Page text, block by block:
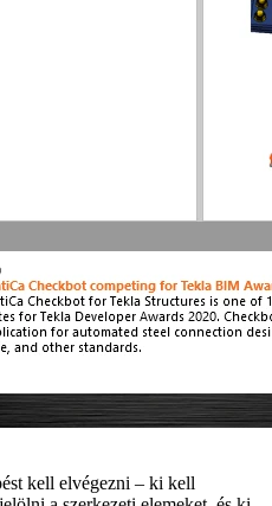
kell elvégezni – ki kell